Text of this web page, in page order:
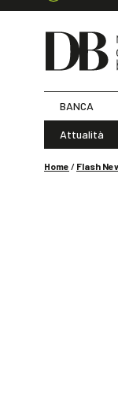
BANCA
Attualità
Home / Flash